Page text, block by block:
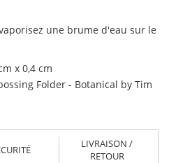
une brume d'eau sur le
x 0,4 cm
Folder - Botanical by Tim
LIVRAISON /
RETOUR